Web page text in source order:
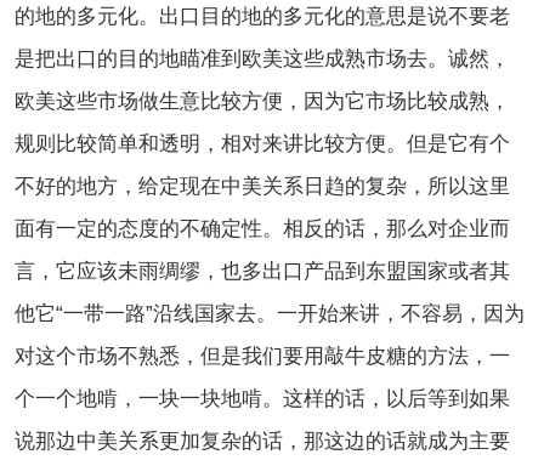
的地的多元化。出口目的地的多元化的意思是说不要老
是把出口的目的地瞄准到欧美这些成熟市场去。诚然，
欧美这些市场做生意比较方便，因为它市场比较成熟，
规则比较简单和透明，相对来讲比较方便。但是它有个
不好的地方，给定现在中美关系日趋的复杂，所以这里
面有一定的态度的不确定性。相反的话，那么对企业而
言，它应该未雨绸缪，也多出口产品到东盟国家或者其
他它“一带一路”沿线国家去。一开始来讲，不容易，因为
对这个市场不熟悉，但是我们要用敲牛皮糖的方法，一
个一个地啃，一块一块地啃。这样的话，以后等到如果
说那边中美关系更加复杂的话，那这边的话就成为主要